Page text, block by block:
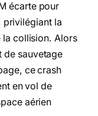
écarte pour
privilégiant la
la collision. Alors
de sauvetage
ce crash
en vol de
aérien